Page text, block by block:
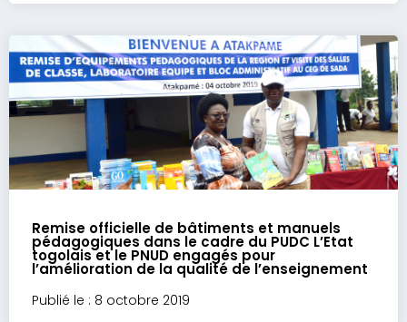
Remise officielle de bâtiments et manuels
pédagogiques dans le cadre du PUDC L’Etat
togolais et le PNUD engagés pour
l’amélioration de la qualité de l’enseignement
Publié le : 8 octobre 2019